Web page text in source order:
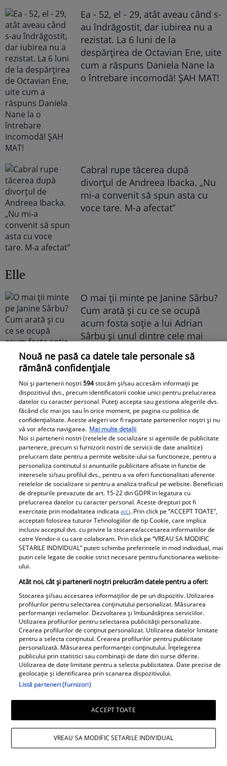
Ea - 52, el - 29, atât aveau când s-
au îndrăgostit, dar iubirea nu a
rezistat. La 6 luni de la
despărțirea de Octavian Ene, uite
cum a răspuns Daniela Nane la
o întrebare incomodă! ȘAH MAT!
Cabral rupe tăcerea după
divorțul de Andreea Ibacka. „Nu
mi-a convenit să spun asta cu
voce tare. M-a afectat”
Elle
O mai ții minte pe Janine Sârbu?
Cum arată și cu ce se ocupă
acum fosta soție a lui Adrian
Sârbu și unul dintre cele mai
fost decorată recent de
Ministerul Culturii din Franța.
Foto
Noi dezvăluiri despre relația
actuală dintre Andreea Popescu
și Dan Alexa. Relația ei
extraconjugală cu antrenorul a
dus la divorțul de Rareș Cojoc,
însă nimeni nu se aștepta la ce
se întâmplă în prezent
devenit mamă pentru a doua
oară și a dezvăluit prima
imagine cu fiul său: „Iubirile
vieții mele” Foto
A1.ro
Poftiți pe la noi: Poftiți la
întrecere. Mirela Vaida și
Adriana Trandafir, în centrul
atenției după provocarea lui Nea
Mărin
Nouă ne pasă ca datele tale personale să
rămână confidențiale
Noi și partenerii noștri594stocăm și/sau accesăm informații pe
dispozitivul dvs., precum identificatorii cookie unici pentru prelucrarea
datelor cu caracter personal. Puteți accepta sau gestiona alegerile dvs.
făcând clic mai jos sau în orice moment, pe pagina cu politica de
confidențialitate. Aceste alegeri vor fi raportate partenerilor noștri și nu
vă vor afecta navigarea. Mai multe detalii
Noi si partenerii nostri (retelele de socializare si agentiile de publicitate
partenere, precum si furnizorii nostri de servicii de date analitice)
prelucram date pentru a permite website-ului sa functioneze, pentru a
personaliza continutul si anunturile publicitare afisate in functie de
interesele si/sau profilul dvs., pentru a va oferi functionalitati aferente
retelelor de socializare si pentru a analiza traficul pe website. Beneficiati
de drepturile prevazute de art. 15-22 din GDPR in legatura cu
prelucrarea datelor cu caracter personal. Aceste drepturi pot fi
exercitate prin modalitatea indicataaici. Prin click pe “ACCEPT TOATE”,
acceptati folosirea tuturor Tehnologiilor de tip Cookie, care implica
inclusiv acceptul dvs. cu privire la stocarea/accesarea informatiilor de
catre Vendor-ii cu care colaboram. Prin click pe “VREAU SA MODIFIC
SETARILE INDIVIDUAL” puteti schimba preferintele in mod individual, mai
putin cele legate de cookie strict necesare pentru functionarea website-
ului.
Atât noi, cât și partenerii noștri prelucrăm datele pentru a oferi:
Stocarea și/sau accesarea informațiilor de pe un dispozitiv. Utilizarea
profilurilor pentru selectarea conținutului personalizat. Măsurarea
performanței reclamelor. Dezvoltarea și îmbunătățirea serviciilor.
Utilizarea profilurilor pentru selectarea publicității personalizate.
Crearea profilurilor de conținut personalizat. Utilizarea datelor limitate
pentru a selecta conținutul. Crearea profilurilor pentru publicitate
personalizată. Măsurarea performanței conținutului. Înțelegerea
publicului prin statistici sau combinații de date din surse diferite.
Utilizarea de date limitate pentru a selecta publicitatea. Date precise de
geolocație și identificarea prin scanarea dispozitivului.
Listă parteneri (furnizori)
ACCEPT TOATE
VREAU SA MODIFIC SETARILE INDIVIDUAL